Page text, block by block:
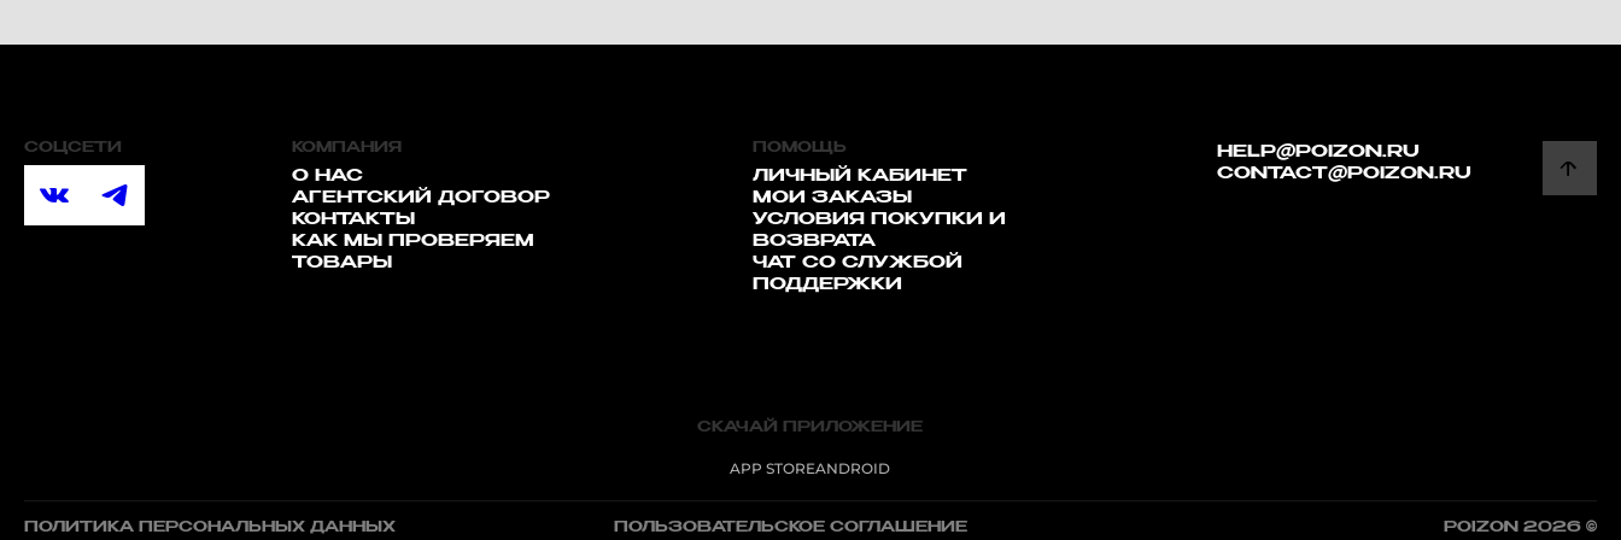
СОЦСЕТИ КОМПАНИЯ
О НАС
АГЕНТСКИЙ ДОГОВОР
КОНТАКТЫ
КАК МЫ ПРОВЕРЯЕМ
ТОВАРЫ
HELP@POIZON.RU
CONTACT@POIZON.RU
ПОМОЩЬ
ЛИЧНЫЙ КАБИНЕТ
МОИ ЗАКАЗЫ
УСЛОВИЯ ПОКУПКИ И
ВОЗВРАТА
ЧАТ СО СЛУЖБОЙ
ПОДДЕРЖКИ
СКАЧАЙ ПРИЛОЖЕНИЕ
APP STOREANDROID
ПОЛИТИКА ПЕРСОНАЛЬНЫХ ДАННЫХ ПОЛЬЗОВАТЕЛЬСКОЕ СОГЛАШЕНИЕ POIZON 2026 ©